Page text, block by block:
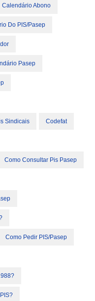
Calendário Abono
Do PIS/Pasep
Pasep
Sindicais Codefat
Como Consultar Pis Pasep
Como Pedir PIS/Pasep